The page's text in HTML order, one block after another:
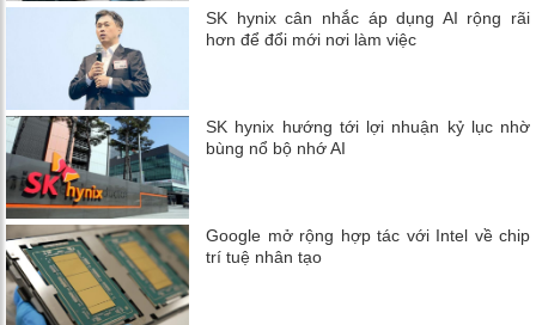
SK hynix cân nhắc áp dụng AI rộng rãi
hơn để đổi mới nơi làm việc
SK hynix hướng tới lợi nhuận kỷ lục nhờ
bùng nổ bộ nhớ AI
Google mở rộng hợp tác với Intel về chip
trí tuệ nhân tạo